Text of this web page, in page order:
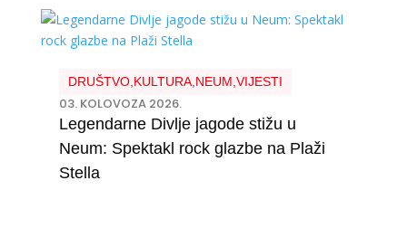
DRUŠTVO, KULTURA, NEUM VIJESTI
03. KOLOVOZA 2026.
Legendarne Divlje jagode stižu u
Neum: Spektakl rock glazbe na Plaži
Stella